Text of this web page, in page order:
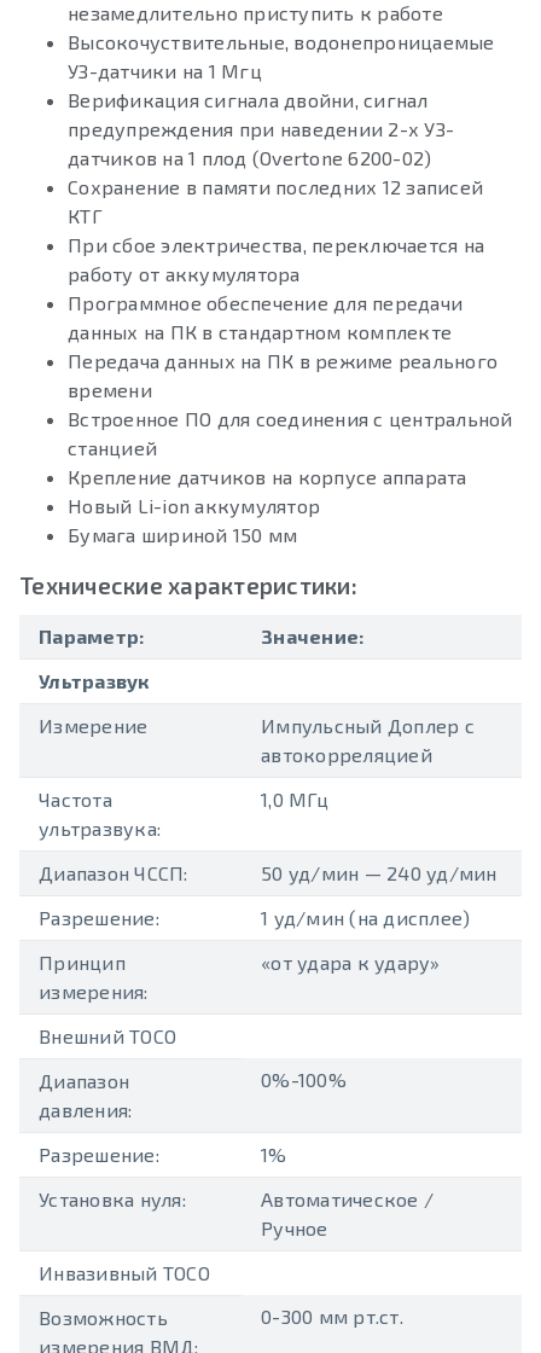
незамедлительно приступить к работе
Высокочуствительные, водонепроницаемые
УЗ-датчики на 1 Мгц
Верификация сигнала двойни, сигнал
предупреждения при наведении 2-х УЗ-
датчиков на 1 плод (Overtone 6200-02)
Сохранение в памяти последних 12 записей
КТГ
При сбое электричества, переключается на
работу от аккумулятора
Программное обеспечение для передачи
данных на ПК в стандартном комплекте
Передача данных на ПК в режиме реального
времени
Встроенное ПО для соединения с центральной
станцией
Крепление датчиков на корпусе аппарата
Новый Li-ion аккумулятор
Бумага шириной 150 мм
Технические характеристики:
Параметр:
Значение:
Ультразвук
Измерение
Импульсный Доплер с
автокорреляцией
Частота
ультразвука:
1,0 МГц
Диапазон ЧССП:
50 уд/мин — 240 уд/мин
Разрешение:
1 уд/мин (на дисплее)
Принцип
измерения:
«от удара к удару»
Внешний TOCO
Диапазон
давления:
0%-100%
Разрешение:
1%
Установка нуля:
Автоматическое /
Ручное
Инвазивный TOCO
Возможность
измерения ВМД:
0-300 мм рт.ст.